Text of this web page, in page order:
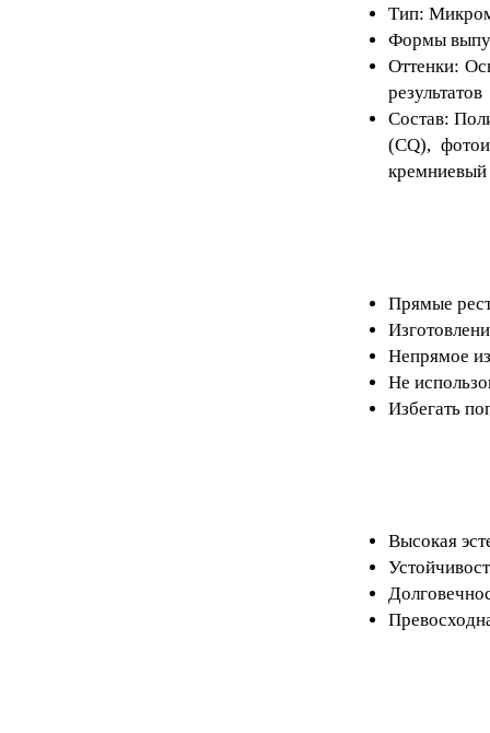
Тип:
Формы
Оттенки:
результатов
Состав:
(CQ),
кремниевый
Прямые
Непрямое
Не
Избегать
Высокая